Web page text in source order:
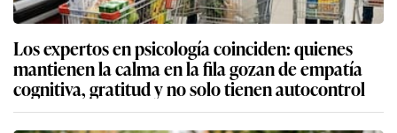
Los expertos en psicología coinciden: quienes
mantienen la calma en la fila gozan de empatía
cognitiva, gratitud y no solo tienen autocontrol